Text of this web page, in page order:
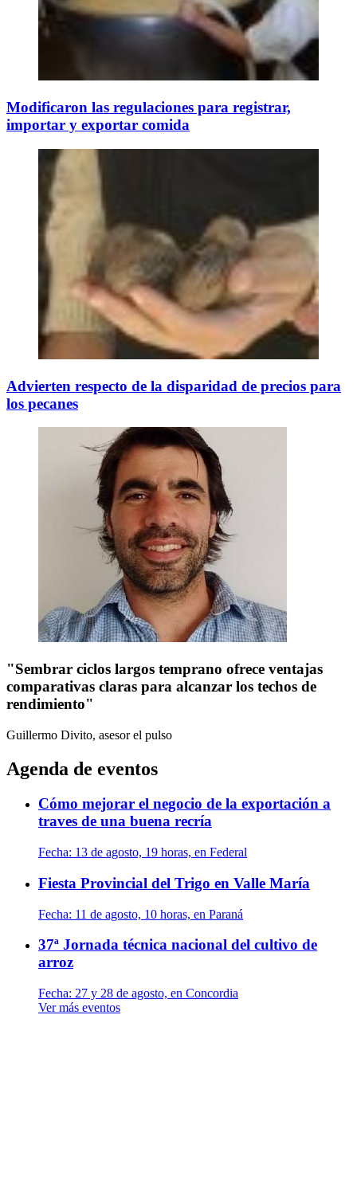
Modificaron las regulaciones para registrar,
importar y exportar comida
Advierten respecto de la disparidad de precios para
los pecanes
"Sembrar ciclos largos temprano ofrece ventajas
comparativas claras para alcanzar los techos de
rendimiento"
Guillermo Divito, asesor el pulso
Agenda de eventos
Cómo mejorar el negocio de la exportación a
traves de una buena recría
Fecha: 13 de agosto, 19 horas, en Federal
Fiesta Provincial del Trigo en Valle María
Fecha: 11 de agosto, 10 horas, en Paraná
37ª Jornada técnica nacional del cultivo de
arroz
Fecha: 27 y 28 de agosto, en Concordia
Ver más eventos